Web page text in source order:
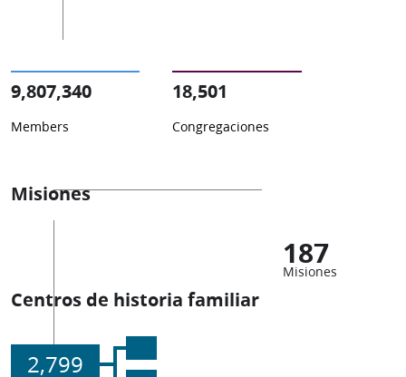
9,807,340
Members
18,501
Congregaciones
Misiones
187
Misiones
Centros de historia familiar
2,799